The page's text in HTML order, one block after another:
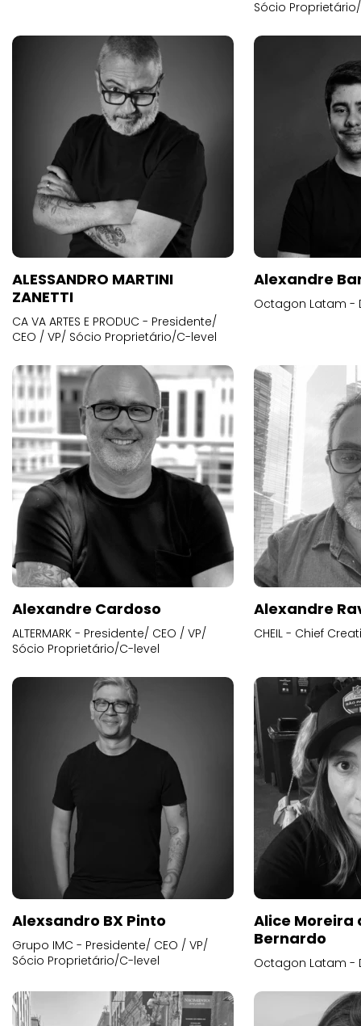
Sócio
ALESSANDRO MARTINI
ZANETTI
CA VA ARTES E PRODUC - Presidente/
CEO / VP/ Sócio Proprietário/C-level
Alexandre
Octagon Latam -
Alexandre Cardoso
ALTERMARK - Presidente/ CEO / VP/
Sócio Proprietário/C-level
Alexandre
CHEIL - Chief
Alexsandro BX Pinto
Grupo IMC - Presidente/ CEO / VP/
Sócio Proprietário/C-level
Alice
Bernardo
Octagon Latam -